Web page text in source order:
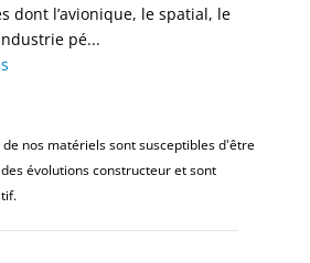
dont l’avionique, le spatial, le
pé...
nos matériels sont susceptibles d'être
évolutions constructeur et sont